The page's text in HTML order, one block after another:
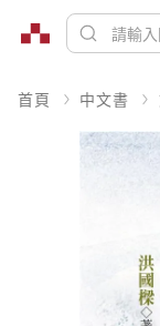
首頁 中文書